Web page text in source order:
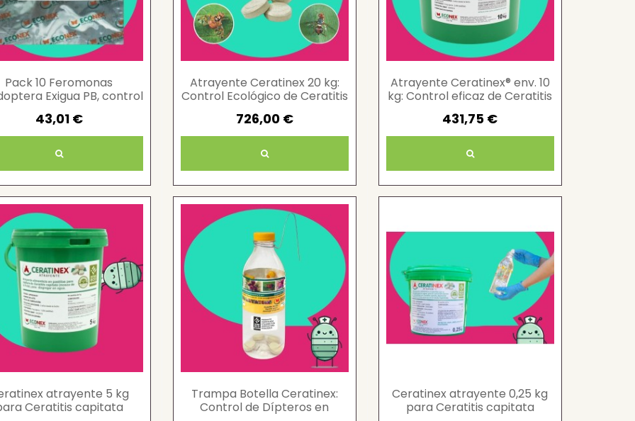
Pack 10 Feromonas
Exigua PB, control
oruga cultivos
43,01 €
Atrayente Ceratinex 20 kg:
Control Ecológico de Ceratitis
Capitata
726,00 €
Atrayente Ceratinex® env. 10
kg: Control eficaz de Ceratitis
capitata
431,75 €
atrayente 5 kg
Ceratitis capitata
Trampa Botella Ceratinex:
Control de Dípteros en
Ceratinex atrayente 0,25 kg
para Ceratitis capitata